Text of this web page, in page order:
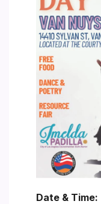
Date & Time: